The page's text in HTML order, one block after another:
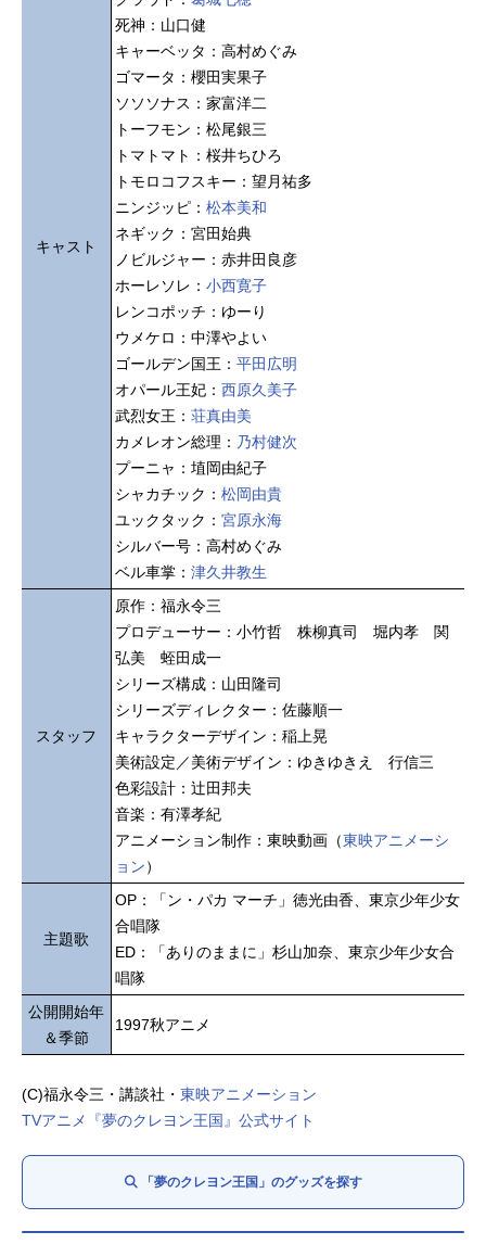
キャスト
死神：山口健
キャーベッタ：高村めぐみ
ゴマータ：櫻田実果子
ソソソナス：家富洋二
トーフモン：松尾銀三
トマトマト：桜井ちひろ
トモロコフスキー：望月祐多
ニンジッピ： 松本美和
ネギック：宮田始典
ノビルジャー：赤井田良彦
ホーレソレ： 小西寛子
レンコポッチ：ゆーり
ウメケロ：中澤やよい
ゴールデン国王： 平田広明
オパール王妃： 西原久美子
武烈女王： 荘真由美
カメレオン総理： 乃村健次
プーニャ：埴岡由紀子
シャカチック： 松岡由貴
ユックタック： 宮原永海
シルバー号：高村めぐみ
ベル車掌： 津久井教生
スタッフ
原作：福永令三
プロデューサー：小竹哲 株柳真司 堀内孝 関
弘美 蛭田成一
シリーズ構成：山田隆司
シリーズディレクター：佐藤順一
キャラクターデザイン：稲上晃
美術設定／美術デザイン：ゆきゆきえ 行信三
色彩設計：辻田邦夫
音楽：有澤孝紀
アニメーション制作：東映動画（東映アニメーシ
ョン）
主題歌
OP：「ン・パカ マーチ」徳光由香、東京少年少女
合唱隊
ED：「ありのままに」杉山加奈、東京少年少女合
唱隊
公開開始年
＆季節
1997秋アニメ
(C)福永令三・講談社・ 東映アニメーション
TVアニメ『夢のクレヨン王国』公式サイト
「夢のクレヨン王国」のグッズを探す